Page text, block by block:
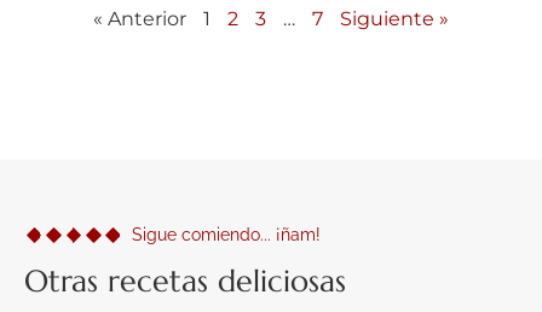
« Anterior 1 2 3 … 7 Siguiente »
Sigue comiendo... ¡ñam!
Otras recetas deliciosas